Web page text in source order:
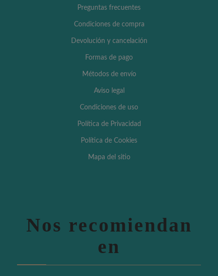
Preguntas frecuentes
Condiciones de compra
Devolución y cancelación
Formas de pago
Métodos de envío
Aviso legal
Condiciones de uso
Política de Privacidad
Política de Cookies
Mapa del sitio
Nos recomiendan
en